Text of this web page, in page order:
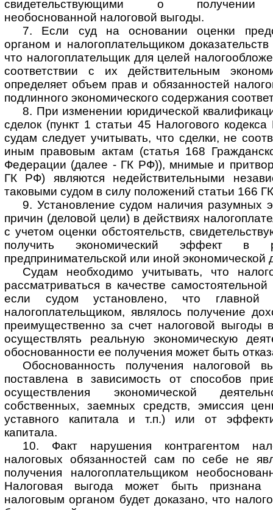
свидетельствующими о получении
необоснованной налоговой выгоды.
7. Если суд на основании оценки
органом и налогоплательщиком
что налогоплательщик для целей
соответствии с их действительным
определяет объем прав и обязанностей
подлинного экономического содержания
8. При изменении юридической
сделок (пункт 1 статьи 45 Налогового
судам следует учитывать, что сделки, не
иным правовым актам (статья 168
Федерации (далее - ГК РФ)), мнимые и
ГК РФ) являются недействительными
таковыми судом в силу положений статьи 166
9. Установление судом наличия разумных
причин (деловой цели) в действиях
с учетом оценки обстоятельств,
получить экономический эффект в
предпринимательской или иной экономической
Судам необходимо учитывать, что
рассматриваться в качестве
если судом установлено, что главной
налогоплательщиком, являлось получение
преимущественно за счет налоговой выгоды
осуществлять реальную экономическую
обоснованности ее получения может быть
Обоснованность получения налоговой
поставлена в зависимость от способов
осуществления экономической
собственных, заемных средств, эмиссия
уставного капитала и т.п.) или от
капитала.
10. Факт нарушения контрагентом
налоговых обязанностей сам по себе не
получения налогоплательщиком
Налоговая выгода может быть признана
налоговым органом будет доказано, что